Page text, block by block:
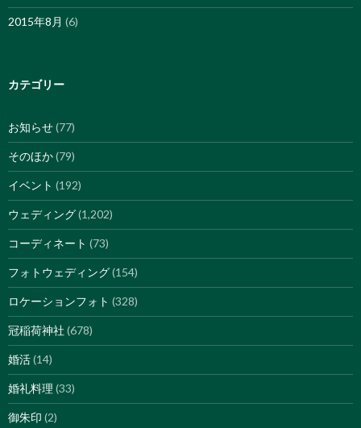
2015年8月 (6)
カテゴリー
お知らせ(77)
そのほか(79)
イベント (192)
ウェディング(1,202)
コーディネート (73)
フォトウェディング(154)
ロケーションフォト (328)
冠稲荷神社 (678)
婚活(14)
婚礼料理 (33)
御朱印 (2)